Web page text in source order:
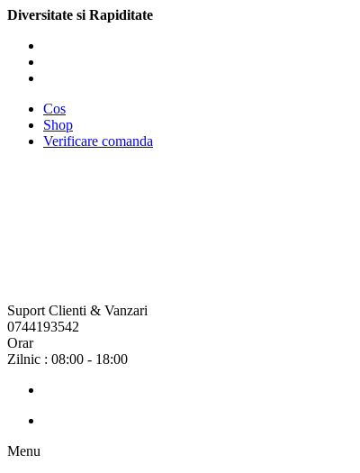
Diversitate si Rapiditate
Cos
Shop
Verificare comanda
Suport Clienti & Vanzari
0744193542
Orar
Zilnic : 08:00 - 18:00
Menu